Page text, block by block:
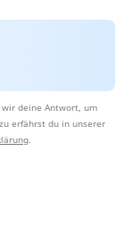
deine Antwort, um
erfährst du in unserer
.